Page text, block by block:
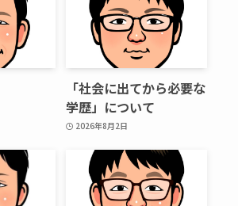
「社会に出てから必要な
学歴」について
2026年8月2日